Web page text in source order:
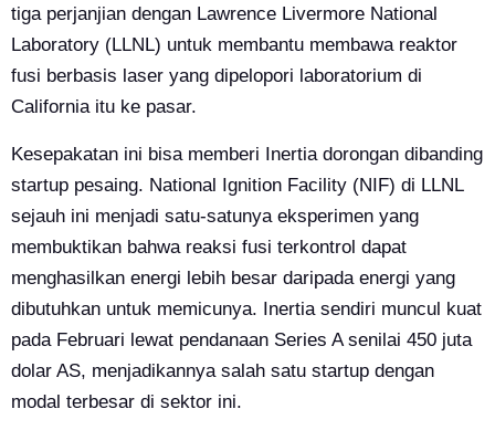
tiga perjanjian dengan Lawrence Livermore National
Laboratory (LLNL) untuk membantu membawa reaktor
fusi berbasis laser yang dipelopori laboratorium di
California itu ke pasar.
Kesepakatan ini bisa memberi Inertia dorongan dibanding
startup pesaing. National Ignition Facility (NIF) di LLNL
sejauh ini menjadi satu-satunya eksperimen yang
membuktikan bahwa reaksi fusi terkontrol dapat
menghasilkan energi lebih besar daripada energi yang
dibutuhkan untuk memicunya. Inertia sendiri muncul kuat
pada Februari lewat pendanaan Series A senilai 450 juta
dolar AS, menjadikannya salah satu startup dengan
modal terbesar di sektor ini.